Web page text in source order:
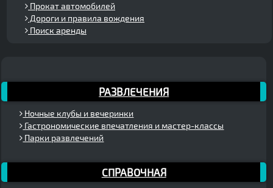
Прокат автомобилей
Дороги и правила вождения
Поиск аренды
РАЗВЛЕЧЕНИЯ
Ночные клубы и вечеринки
Гастрономические впечатления и мастер-классы
Парки развлечений
СПРАВОЧНАЯ